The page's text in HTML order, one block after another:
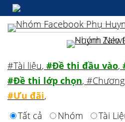
#Tài liệu, #Đề thi đầu vào,
#Đề thi lớp chọn,
#Ưu đãi,
Tất cả
Nhóm
Tài